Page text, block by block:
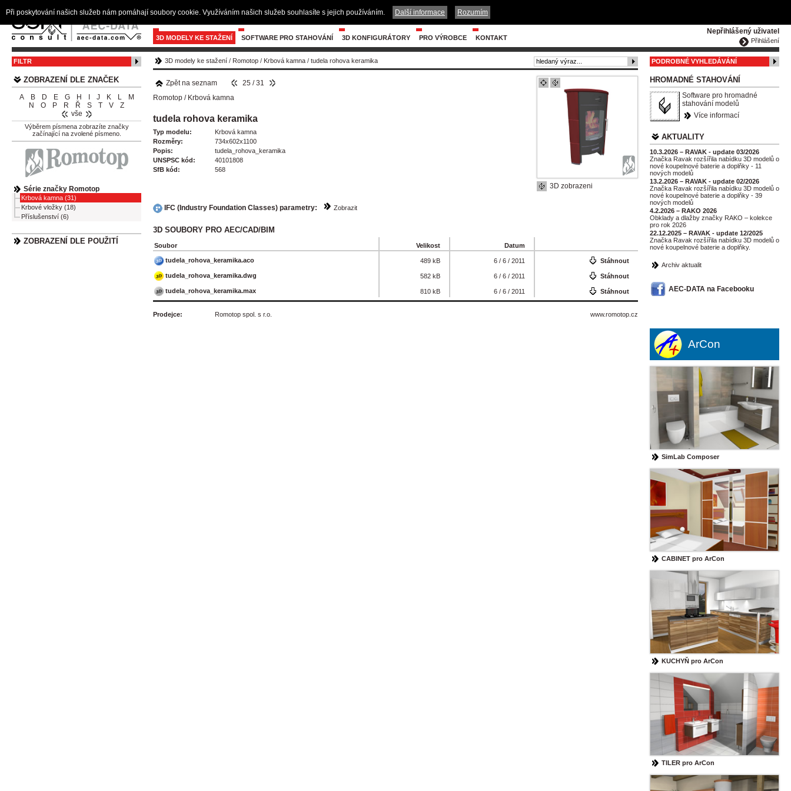
Nepřihlášený uživatel
Přihlášení
3D MODELY KE STAŽENÍ SOFTWARE PRO STAHOVÁNÍ 3D KONFIGURÁTORY PRO VÝROBCE KONTAKT
FILTR
ZOBRAZENÍ DLE ZNAČEK
A B D E G H J K L
M
N
O P R Ř S T V
Z
vše
Výběrem písmena zobrazíte značky
začínající na zvolené písmeno.
Série značky Romotop
Krbová kamna (31)
Krbové vložky (18)
Příslušenství (6)
ZOBRAZENÍ DLE POUŽITÍ
3D modely ke stažení / Romotop / Krbová kamna / tudela rohova keramika
3D zobrazeni
Zpět na seznam
25 / 31
Romotop / Krbová kamna
tudela rohova keramika
Typ modelu:
Krbová kamna
Rozměry:
734x602x1100
Popis:
tudela_rohova_keramika
UNSPSC kód:
40101808
SfB kód:
568
IFC (Industry Foundation Classes) parametry: Zobrazit
3D SOUBORY PRO AEC/CAD/BIM
Soubor Velikost Datum
tudela_rohova_keramika.aco 489 kB 6 / 6 / 2011 Stáhnout
tudela_rohova_keramika.dwg 582 kB 6 / 6 / 2011 Stáhnout
tudela_rohova_keramika.max 810 kB 6 / 6 / 2011 Stáhnout
Prodejce: www.romotop.cz
Romotop spol. s r.o.
PODROBNÉ VYHLEDÁVÁNÍ
HROMADNÉ STAHOVÁNÍ
Software pro hromadné
stahování modelů
Více informací
AKTUALITY
10.3.2026 – RAVAK - update 03/2026
Značka Ravak rozšířila nabídku 3D modelů o
nové koupelnové baterie a doplňky - 11
nových modelů
13.2.2026 – RAVAK - update 02/2026
Značka Ravak rozšířila nabídku 3D modelů o
nové koupelnové baterie a doplňky - 39
nových modelů
4.2.2026 – RAKO 2026
Obklady a dlažby značky RAKO – kolekce
pro rok 2026
22.12.2025 – RAVAK - update 12/2025
Značka Ravak rozšířila nabídku 3D modelů o
nové koupelnové baterie a doplňky.
Archiv aktualit
AEC-DATA na Facebooku
ArCon
SimLab Composer
CABINET pro ArCon
KUCHYŇ pro ArCon
TILER pro ArCon
Při poskytování našich služeb nám pomáhají soubory cookie. Využíváním našich služeb souhlasíte s jejich používáním. Další informace Rozumím